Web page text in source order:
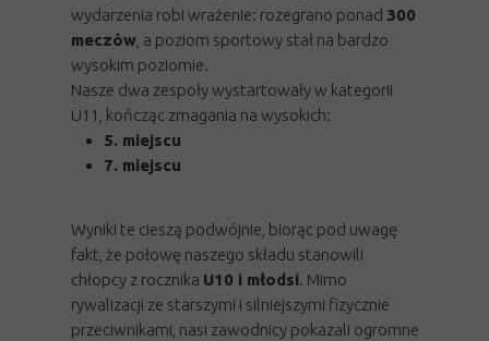
wydarzenia robi wrażenie: rozegrano ponad 300
meczów , a poziom sportowy stał na bardzo
wysokim poziomie.
Nasze dwa zespoły wystartowały w kategorii
U11, kończąc zmagania na wysokich:
5. miejscu
7. miejscu
Wyniki te cieszą podwójnie, biorąc pod uwagę
fakt, że połowę naszego składu stanowili
chłopcy z rocznika U10 i młodsi. Mimo
rywalizacji ze starszymi i silniejszymi fizycznie
przeciwnikami, nasi zawodnicy pokazali ogromne